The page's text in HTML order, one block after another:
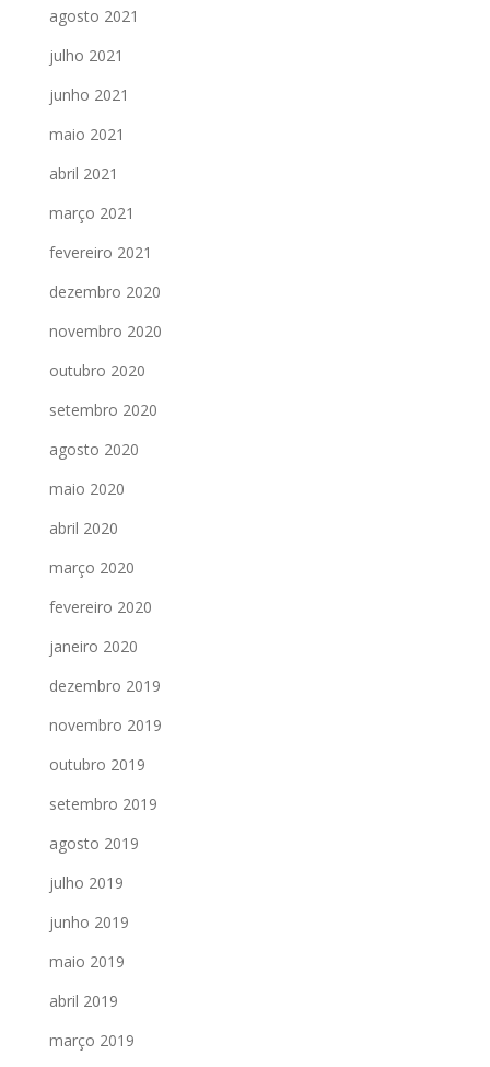
agosto 2021
julho 2021
junho 2021
maio 2021
abril 2021
março 2021
fevereiro 2021
dezembro 2020
novembro 2020
outubro 2020
setembro 2020
agosto 2020
maio 2020
abril 2020
março 2020
fevereiro 2020
janeiro 2020
dezembro 2019
novembro 2019
outubro 2019
setembro 2019
agosto 2019
julho 2019
junho 2019
maio 2019
abril 2019
março 2019